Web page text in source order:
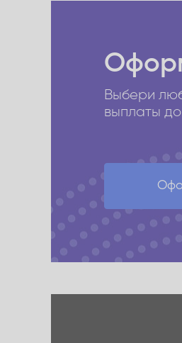
Выбери
выплаты